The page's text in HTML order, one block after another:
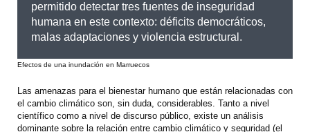
permitido detectar tres fuentes de inseguridad
humana en este contexto: déficits democráticos,
malas adaptaciones y violencia estructural.
Efectos de una inundación en Marruecos
Las amenazas para el bienestar humano que están relacionadas con
el cambio climático son, sin duda, considerables. Tanto a nivel
científico como a nivel de discurso público, existe un análisis
dominante sobre la relación entre cambio climático y seguridad (el